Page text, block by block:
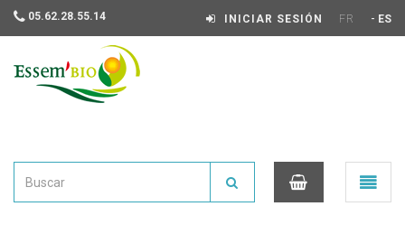
05.62.28.55.14 INICIAR SESIÓN FR - ES
Ouvrir
le